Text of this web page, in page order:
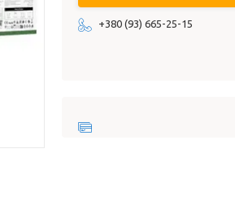
+380 (93) 665-25-15